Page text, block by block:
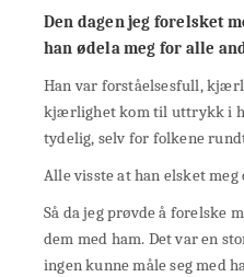
Den dagen jeg forelsket
han ødela meg for alle
Han var forståelsesfull,
kjærlighet kom til uttrykk i
tydelig, selv for folkene
Alle visste at han elsket meg
Så da jeg prøvde å forelske
dem med ham. Det var en
ingen kunne måle seg med